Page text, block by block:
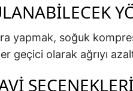
yapmak, soğuk
geçici olarak ağrıyı
SEÇENEKLERI